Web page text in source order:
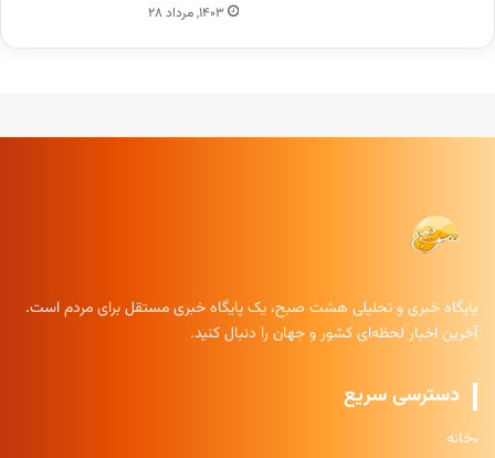
۱۴۰۳, مرداد ۲۸
پایگاه خبری و تحلیلی هشت صبح، یک پایگاه خبری مستقل برای مردم است.
آخرین اخبار لحظه‌ای کشور و جهان را دنبال کنید.
دسترسی سریع
خانه